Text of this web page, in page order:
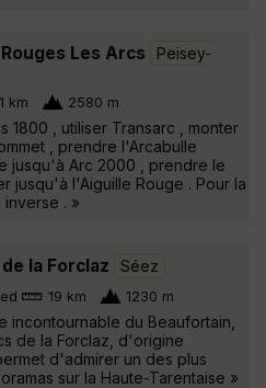
Les Arcs
Peisey-
km 2580 m
1800 , utiliser Transarc , monter
, prendre l'Arcabulle
jusqu'à Arc 2000 , prendre le
jusqu'à l'Aiguille Rouge . Pour la
. »
la Forclaz Séez
19 km 1230 m
incontournable du Beaufortain,
de la Forclaz, d'origine
d'admirer un des plus
sur la Haute-Tarentaise »